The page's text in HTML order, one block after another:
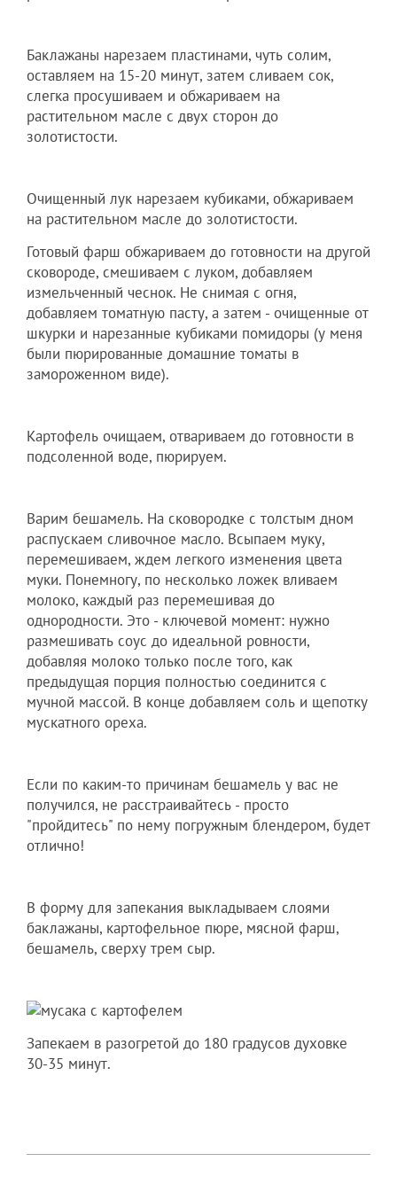
Баклажаны нарезаем пластинами, чуть солим,
оставляем на 15-20 минут, затем сливаем сок,
слегка просушиваем и обжариваем на
растительном масле с двух сторон до
золотистости.
Очищенный лук нарезаем кубиками, обжариваем
на растительном масле до золотистости.
Готовый фарш обжариваем до готовности на другой
сковороде, смешиваем с луком, добавляем
измельченный чеснок. Не снимая с огня,
добавляем томатную пасту, а затем - очищенные от
шкурки и нарезанные кубиками помидоры (у меня
были пюрированные домашние томаты в
замороженном виде).
Картофель очищаем, отвариваем до готовности в
подсоленной воде, пюрируем.
Варим бешамель. На сковородке с толстым дном
распускаем сливочное масло. Всыпаем муку,
перемешиваем, ждем легкого изменения цвета
муки. Понемногу, по несколько ложек вливаем
молоко, каждый раз перемешивая до
однородности. Это - ключевой момент: нужно
размешивать соус до идеальной ровности,
добавляя молоко только после того, как
предыдущая порция полностью соединится с
мучной массой. В конце добавляем соль и щепотку
мускатного ореха.
Если по каким-то причинам бешамель у вас не
получился, не расстраивайтесь - просто
"пройдитесь" по нему погружным блендером, будет
отлично!
В форму для запекания выкладываем слоями
баклажаны, картофельное пюре, мясной фарш,
бешамель, сверху трем сыр.
Запекаем в разогретой до 180 градусов духовке
30-35 минут.